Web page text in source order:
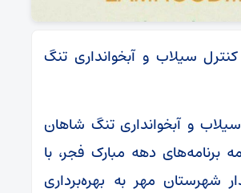
کنترل سیلاب و آبخوانداری تنگ
سیلاب و آبخوانداری تنگ شاهان
برنامه‌های دهه مبارک فجر، با
شهرستان مهر به بهره‌برداری